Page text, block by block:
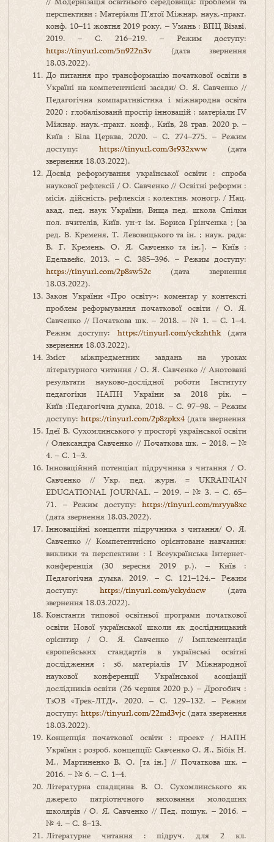
перспективи : Матеріали П’ятої Міжнар. наук.-практ.
конф. 10–11 жовтня 2019 року. – Умань : ВПЦ Візаві,
2019. – С. 216–219. – Режим доступу:
https://tinyurl.com/5n922n3v (дата звернення
18.03.2022).
До питання про трансформацію початкової освіти в
Україні на компетентнісні засади/ О. Я. Савченко //
Педагогічна компаративістика і міжнародна освіта
2020 : глобалізоваий простір інновацій : матеріали ІV
Міжнар. наук.-практ. конф., Київ, 28 трав. 2020 р. –
Київ : Біла Церква, 2020. – С. 274–275. – Режим
доступу: https://tinyurl.com/3r932xww(дата
звернення 18.03.2022).
Досвід реформування української освіти : спроба
наукової рефлексії / О. Савченко // Освітні реформи :
місія, дійсність, рефлексія : колектив. моногр. / Нац.
акад. пед. наук України, Вища пед. школа Спілки
пол. вчителів, Київ. ун-т ім. Бориса Грінченка ; [за
ред. В. Кременя, Т. Левовицького та ін. ; наук. рада:
В. Г. Кремень, О. Я. Савченко та ін.]. – Київ :
Едельвейс, 2013. – С. 385–396. – Режим доступу:
https://tinyurl.com/2p8sw52c (дата звернення
18.03.2022).
Закон України «Про освіту»: коментар у контексті
проблем реформування початкової освіти / О. Я.
Савченко // Початкова шк. – 2018. – № 1. – С. 1–4.
Режим доступу: https://tinyurl.com/yckzhthk(дата
звернення 18.03.2022).
Зміст міжпредметних завдань на уроках
літературного читання / О. Я. Савченко // Анотовані
результати науково-дослідної роботи Інституту
педагогіки НАПН України за 2018 рік. –
Київ :Педагогічна думка, 2018. – С. 97–98. – Режим
доступу: https://tinyurl.com/2p8zpkx4 (дата звернення
Ідеї В. Сухомлинського у просторі української освіти
/ Олександра Савченко // Початкова шк. – 2018. – №
4. – С. 1–3.
Інноваційний потенціал підручника з читання / О.
Савченко // Укр. пед. журн. = UKRAINIAN
EDUCATIONAL JOURNAL. – 2019. – № 3. – С. 65–
71. – Режим доступу: https://tinyurl.com/mryya8xc
(дата звернення 18.03.2022).
Інноваційні концепти підручника з читання/ О. Я.
Савченко // Компетентнісно орієнтоване навчання:
виклики та перспективи : І Всеукраїнська Інтернет-
конференція (30 вересня 2019 р.). – Київ :
Педагогічна думка, 2019. – С. 121–124.– Режим
доступу: https://tinyurl.com/yckyducw (дата
звернення 18.03.2022).
Константи типової освітньої програми початкової
освіти Нової української школи як дослідницький
орієнтир / О. Я. Савченко // Імплементація
європейських стандартів в українські освітні
дослідження : зб. матеріалів ІV Міжнародної
наукової конференції Української асоціації
дослідників освіти (26 червня 2020 р.) – Дрогобич :
ТзОВ «Трек-ЛТД», 2020. – С. 129–132. – Режим
доступу: https://tinyurl.com/22md3vjc (дата звернення
18.03.2022).
Концепція початкової освіти : проект / НАПН
України ; розроб. концепції: Савченко О. Я., Бібік Н.
М., Мартиненко В. О. [та ін.] // Початкова шк. –
2016. – № 6. – С. 1–4.
Літературна спадщина В. О. Сухомлинського як
джерело патріотичного виховання молодших
школярів / О. Я. Савченко // Пед. пошук. – 2016. –
№ 4. – С. 8–13.
Літературне читання : підруч. для 2 кл.